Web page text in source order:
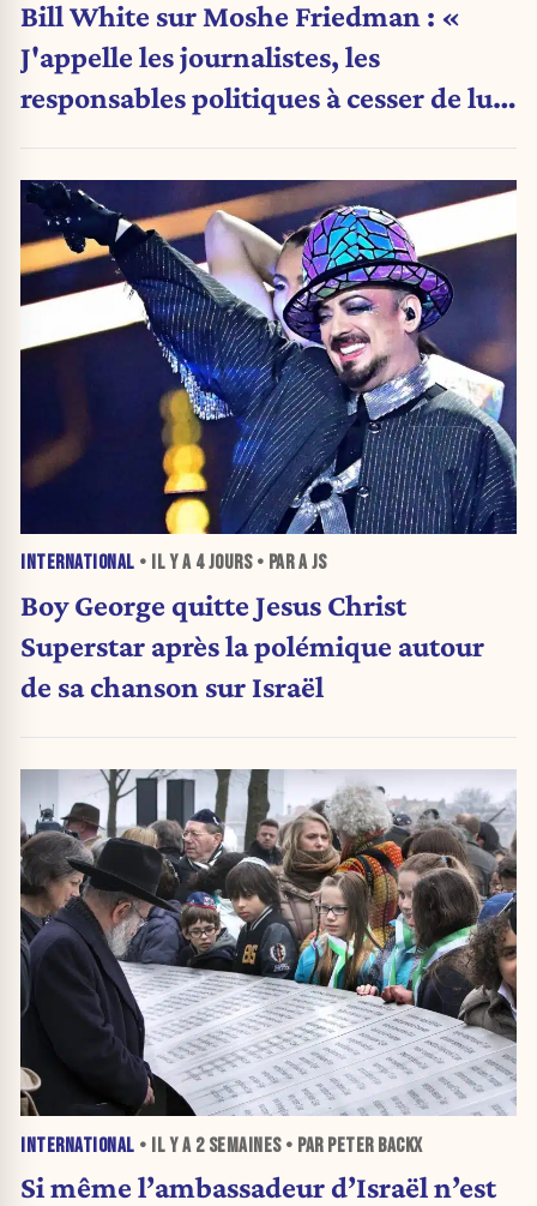
Bill White sur Moshe Friedman : «
J'appelle les journalistes, les
responsables politiques à cesser de lui
INTERNATIONAL • IL Y A 4 JOURS• PAR A JS
Boy George quitte Jesus Christ
Superstar après la polémique autour
de sa chanson sur Israël
INTERNATIONAL • IL Y A 2 SEMAINES• PAR PETER BACKX
Si même l’ambassadeur d’Israël n’est